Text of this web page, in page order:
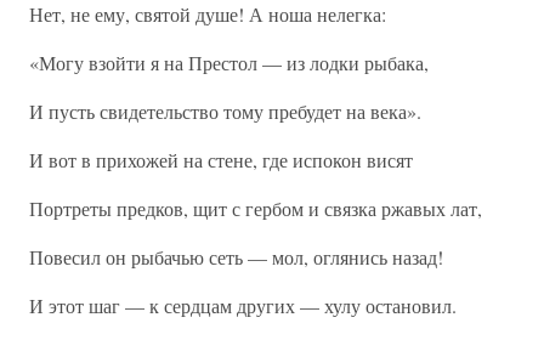
Нет, не ему, святой душе! А ноша нелегка:
«Могу взойти я на Престол — из лодки рыбака,
И пусть свидетельство тому пребудет на века».
И вот в прихожей на стене, где испокон висят
Портреты предков, щит с гербом и связка ржавых лат,
Повесил он рыбачью сеть — мол, оглянись назад!
И этот шаг — к сердцам других — хулу остановил.